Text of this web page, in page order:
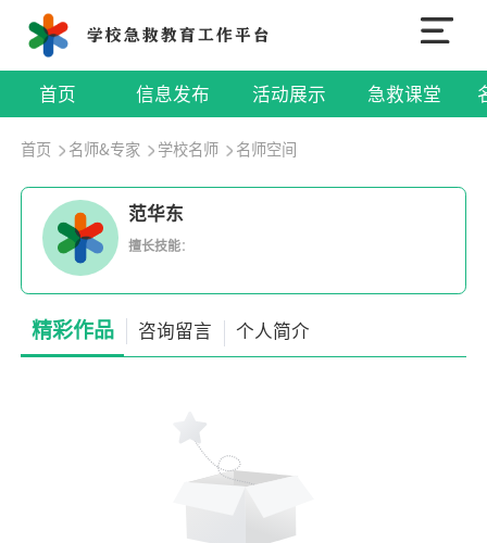
首页 信息发布 活动展示 急救课堂
首页 名师&专家 学校名师 名师空间
范华东
擅长技能：
精彩作品 咨询留言 个人简介